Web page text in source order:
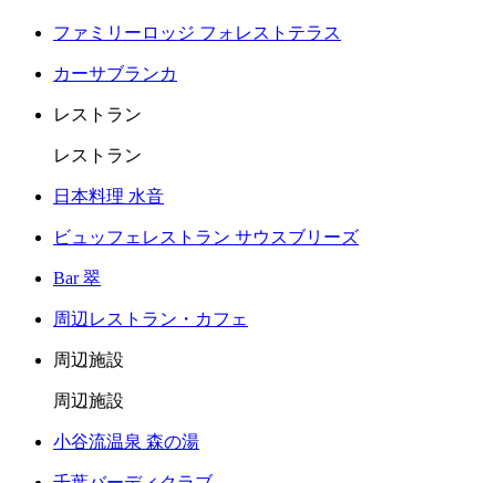
ファミリーロッジ フォレストテラス
カーサブランカ
レストラン
レストラン
日本料理 水音
ビュッフェレストラン サウスブリーズ
Bar 翠
周辺レストラン・カフェ
周辺施設
周辺施設
小谷流温泉 森の湯